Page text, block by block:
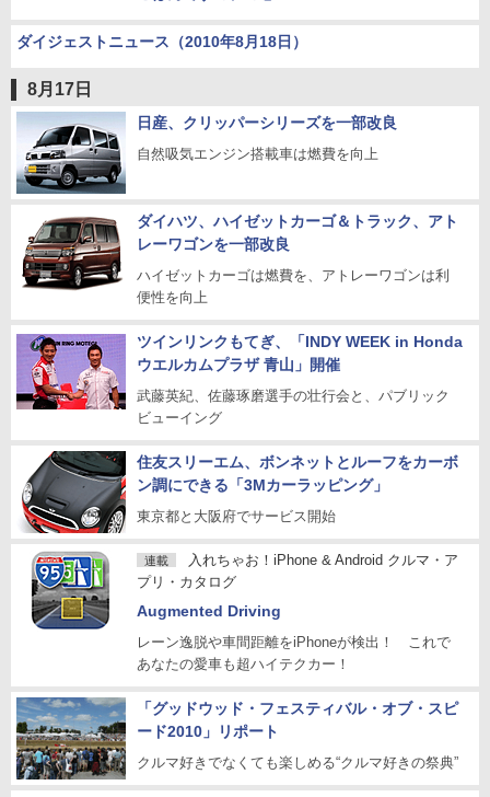
ダイジェストニュース（2010年8月18日）
8月17日
日産、クリッパーシリーズを一部改良
自然吸気エンジン搭載車は燃費を向上
ダイハツ、ハイゼットカーゴ＆トラック、アト
レーワゴンを一部改良
ハイゼットカーゴは燃費を、アトレーワゴンは利
便性を向上
ツインリンクもてぎ、「INDY WEEK in Honda
ウエルカムプラザ 青山」開催
武藤英紀、佐藤琢磨選手の壮行会と、パブリック
ビューイング
住友スリーエム、ボンネットとルーフをカーボ
ン調にできる「3Mカーラッピング」
東京都と大阪府でサービス開始
連載
入れちゃお！iPhone & Android クルマ・ア
プリ・カタログ
Augmented Driving
レーン逸脱や車間距離をiPhoneが検出！ これで
あなたの愛車も超ハイテクカー！
「グッドウッド・フェスティバル・オブ・スピ
ード2010」リポート
クルマ好きでなくても楽しめる“クルマ好きの祭典”